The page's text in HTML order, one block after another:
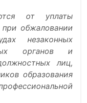
от уплаты
обжаловании
незаконных
органов и
лиц,
образования